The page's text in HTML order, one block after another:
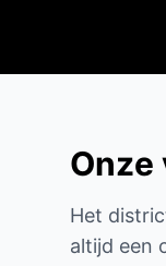
Onze
Het
altijd een